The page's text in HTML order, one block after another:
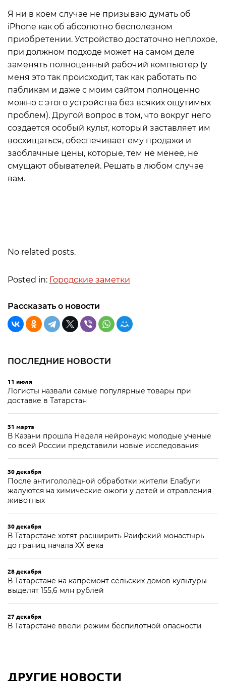
Я ни в коем случае не призываю думать об
iPhone как об абсолютно бесполезном
приобретении. Устройство достаточно неплохое,
при должном подходе может на самом деле
заменять полноценный рабочий компьютер (у
меня это так происходит, так как работать по
пабликам и даже с моим сайтом полноценно
можно с этого устройства без всяких ощутимых
проблем). Другой вопрос в том, что вокруг него
создается особый культ, который заставляет им
восхищаться, обеспечивает ему продажи и
заоблачные цены, которые, тем не менее, не
смущают обывателей. Решать в любом случае
вам.
No related posts.
Posted in: Городские заметки
Рассказать о новости
ПОСЛЕДНИЕ НОВОСТИ
11 июля
Логисты назвали самые популярные товары при
доставке в Татарстан
31 марта
В Казани прошла Неделя нейронаук: молодые ученые
со всей России представили новые исследования
30 декабря
После антигололёдной обработки жители Елабуги
жалуются на химические ожоги у детей и отравления
животных
30 декабря
В Татарстане хотят расширить Раифский монастырь
до границ начала XX века
28 декабря
В Татарстане на капремонт сельских домов культуры
выделят 155,6 млн рублей
27 декабря
В Татарстане ввели режим беспилотной опасности
ДРУГИЕ НОВОСТИ